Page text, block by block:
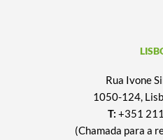
Rua Ivone
1050-124,
T: +351
(Chamada para a